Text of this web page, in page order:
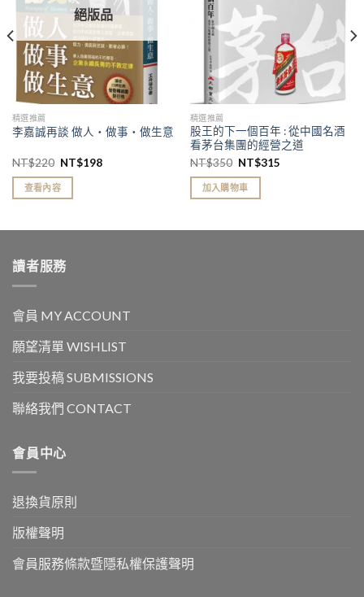
絕版品
精選推薦
李嘉誠再談 做人‧做事‧做生意
NT$220 NT$198
查看內容
精選推薦
股王的下一個百年 : 從中國名酒
看茅台集團的經營之道
NT$350 NT$315
加入購物車
讀者服務
會員 MY ACCOUNT
願望清單 WISHLIST
我要投稿 SUBMISSIONS
聯絡我們 CONTACT
會員中心
退換貨原則
版權聲明
會員服務條款暨隱私權保護聲明